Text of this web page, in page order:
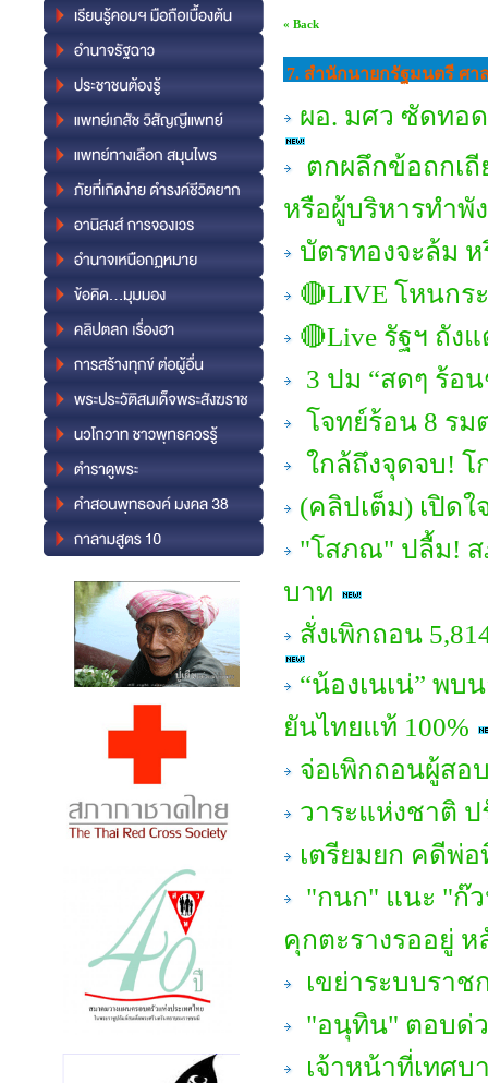
« Back
7. สำนักนายกรัฐมนตรี ศา
ผอ. มศว ซัดทอ
ตกผลึกข้อถกเถี
หรือผู้บริหารทำพั
บัตรทองจะล้ม
🔴LIVE โหนกร
🔴Live รัฐฯ ถัง
3 ปม “สดๆ ร้อ
โจทย์ร้อน 8 รม
ใกล้ถึงจุดจบ! โ
(คลิปเต็ม) เปิด
"โสภณ" ปลื้ม! ส
บาท
สั่งเพิกถอน
“น้องเนเน่” พบ
ยันไทยแท้ 100%
จ่อเพิกถอนผู้สอ
วาระแห่งชาติ
เตรียมยก คดีพ่
"กนก" แนะ "ก๊
คุกตะรางรออยู่
เขย่าระบบราช
"อนุทิน" ตอบด่
เจ้าหน้าที่เทศ